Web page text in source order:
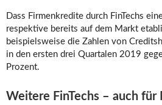
Dass Firmenkredite durch FinTechs
respektive bereits auf dem Markt
beispielsweise die Zahlen von
in den ersten drei Quartalen 2019
Prozent.
Weitere FinTechs – auch